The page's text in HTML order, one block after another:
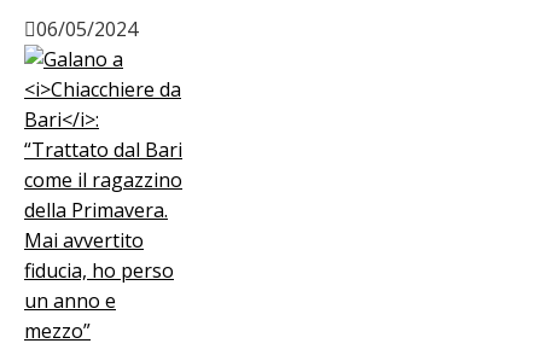
06/05/2024